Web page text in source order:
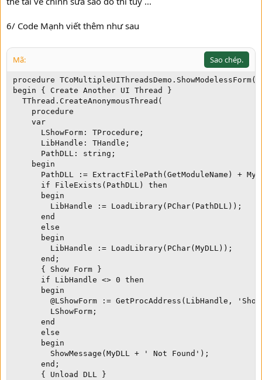
6/ Code Mạnh viết thêm như sau
Mã: Sao chép.
procedure
begin { Create Another UI Thread }
  TThread.CreateAnonymousThread(
    procedure
    var
      LShowForm: TProcedure;
      LibHandle: THandle;
      PathDLL: string;
    begin
PathDLL := ExtractFilePath(GetModuleName) +
      if FileExists(PathDLL) then
      begin
        LibHandle := LoadLibrary(PChar(PathDLL));
      end
      else
      begin
        LibHandle := LoadLibrary(PChar(MyDLL));
      end;
      { Show Form }
      if LibHandle <> 0 then
      begin
@LShowForm := GetProcAddress(LibHandle,
        LShowForm;
      end
      else
      begin
        ShowMessage(MyDLL + ' Not Found');
      end;
      { Unload DLL }